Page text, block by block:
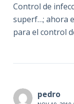
Control de
superf…; ahora
para el control
pedro